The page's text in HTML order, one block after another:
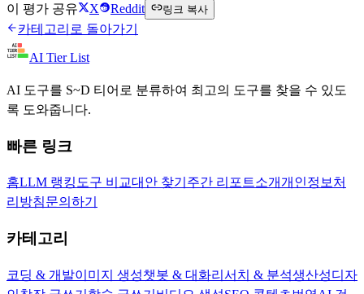
이 평가 공유 X Reddit 링크 복사
카테고리로 돌아가기
AI Tier List
AI 도구를 S~D 티어로 분류하여 최고의 도구를 찾을 수 있도
록 도와줍니다.
빠른 링크
홈LLM 랭킹 도구 비교대안 찾기 주간 리포트소개개인정보처
리방침문의하기
카테고리
코딩 & 개발이미지 생성챗봇 & 대화리서치 & 분석생산성디자